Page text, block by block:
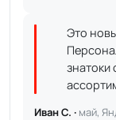
Это
знатоки
Иван С. · май,